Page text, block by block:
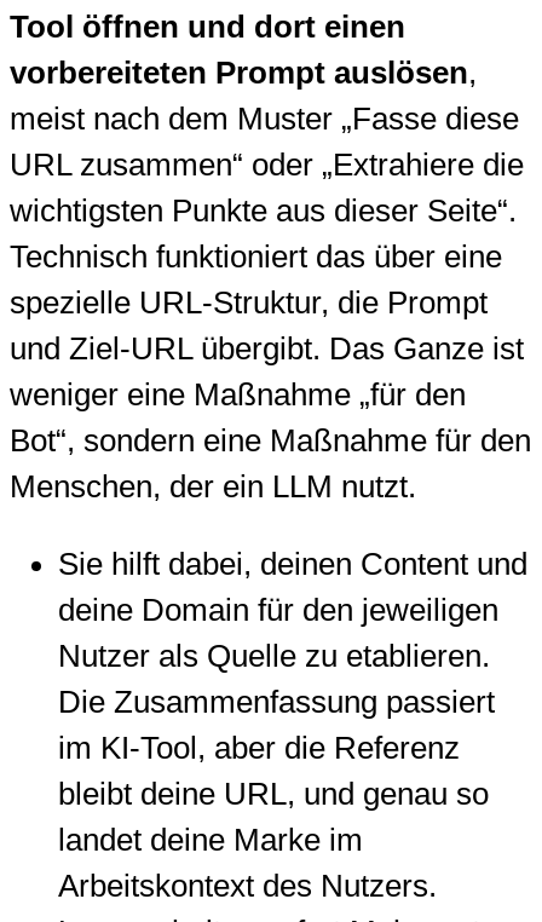
Tool öffnen und dort einen
vorbereiteten Prompt auslösen,
meist nach dem Muster „Fasse diese
URL zusammen“ oder „Extrahiere die
wichtigsten Punkte aus dieser Seite“.
Technisch funktioniert das über eine
spezielle URL-Struktur, die Prompt
und Ziel-URL übergibt. Das Ganze ist
weniger eine Maßnahme „für den
Bot“, sondern eine Maßnahme für den
Menschen, der ein LLM nutzt.
Sie hilft dabei, deinen Content und
deine Domain für den jeweiligen
Nutzer als Quelle zu etablieren.
Die Zusammenfassung passiert
im KI-Tool, aber die Referenz
bleibt deine URL, und genau so
landet deine Marke im
Arbeitskontext des Nutzers.